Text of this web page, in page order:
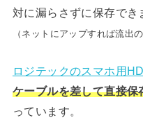
対に漏らさずに保存でき
（ネットにアップすれば流出
ロジテックのスマホ用
ケーブルを差して直接保
っています。